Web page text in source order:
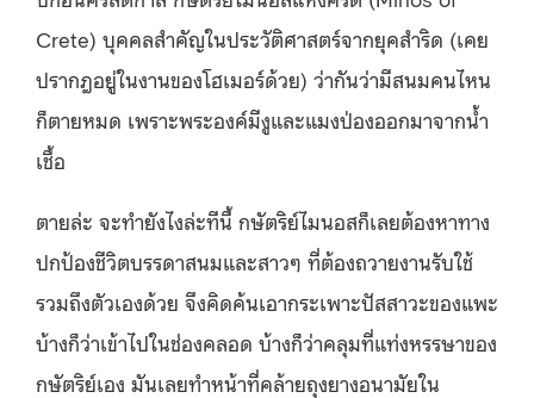
Crete) บุคคลสำคัญในประวัติศาสตร์จากยุคสำริด (เคย
ปรากฎอยู่ในงานของโฮเมอร์ด้วย) ว่ากันว่ามีสนมคนไหน
ก็ตายหมด เพราะพระองค์มีงูและแมงป่องออกมาจากน้ำ
เชื้อ
ตายล่ะ จะทำยังไงล่ะทีนี้ กษัตริย์ไมนอสก็เลยต้องหาทาง
ปกป้องชีวิตบรรดาสนมและสาวๆ ที่ต้องถวายงานรับใช้
รวมถึงตัวเองด้วย จึงคิดค้นเอากระเพาะปัสสาวะของแพะ
บ้างก็ว่าเข้าไปในช่องคลอด บ้างก็ว่าคลุมที่แท่งหรรษาของ
กษัตริย์เอง มันเลยทำหน้าที่คล้ายถุงยางอนามัยใน